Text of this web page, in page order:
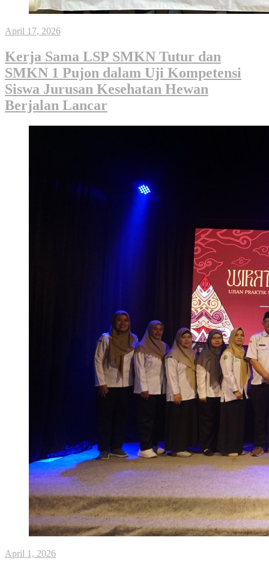
April 17, 2026
Kerja Sama LSP SMKN Tutur dan
SMKN 1 Pujon dalam Uji Kompetensi
Siswa Jurusan Kesehatan Hewan
Berjalan Lancar
April 1, 2026